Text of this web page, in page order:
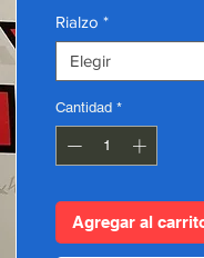
Rialzo *
Elegir
Cantidad *
Agregar al